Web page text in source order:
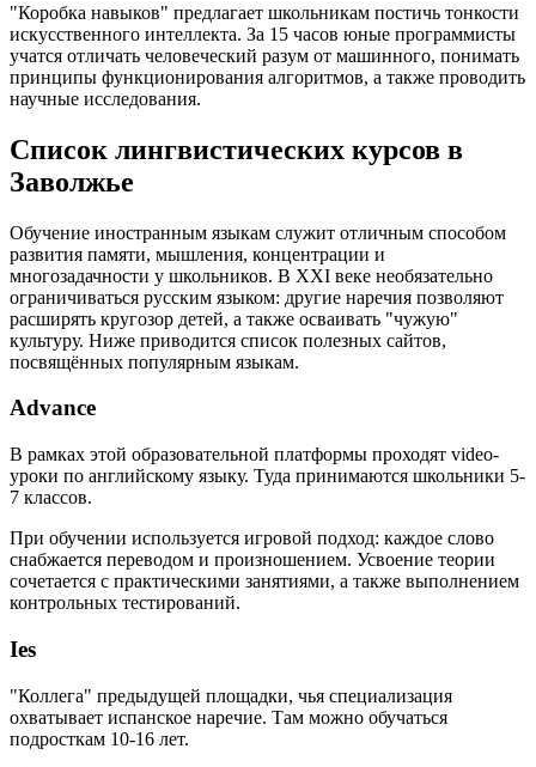
"Коробка навыков" предлагает школьникам постичь тонкости
искусственного интеллекта. За 15 часов юные программисты
учатся отличать человеческий разум от машинного, понимать
принципы функционирования алгоритмов, а также проводить
научные исследования.
Список лингвистических курсов в
Заволжье
Обучение иностранным языкам служит отличным способом
развития памяти, мышления, концентрации и
многозадачности у школьников. В XXI веке необязательно
ограничиваться русским языком: другие наречия позволяют
расширять кругозор детей, а также осваивать "чужую"
культуру. Ниже приводится список полезных сайтов,
посвящённых популярным языкам.
Advance
В рамках этой образовательной платформы проходят video-
уроки по английскому языку. Туда принимаются школьники 5-
7 классов.
При обучении используется игровой подход: каждое слово
снабжается переводом и произношением. Усвоение теории
сочетается с практическими занятиями, а также выполнением
контрольных тестирований.
Ies
"Коллега" предыдущей площадки, чья специализация
охватывает испанское наречие. Там можно обучаться
подросткам 10-16 лет.